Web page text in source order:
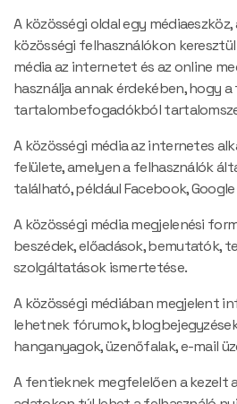
A közösségi oldal egy
közösségi felhasználókon
média az internetet és az online
használja annak érdekében, hogy
tartalombefogadókból
A közösségi média az internetes
felülete, amelyen a felhasználók
található, például Facebook,
A közösségi média megjelenési
beszédek, előadások, bemutatók,
szolgáltatások ismertetése.
A közösségi médiában megjelent
lehetnek fórumok,
hanganyagok, üzenőfalak, e-mail
A fentieknek megfelelően a kezelt